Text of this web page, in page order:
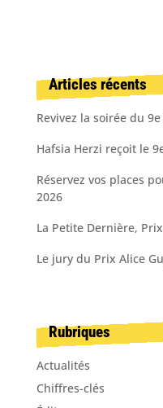
Articles récents
Revivez la soirée du
Hafsia Herzi reçoit le
Réservez vos places
2026
La Petite Dernière,
Le jury du Prix Alice
Rubriques
Actualités
Chiffres-clés